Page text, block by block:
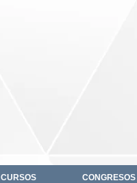
CURSOS CONGRESOS